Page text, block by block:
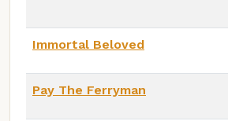
Immortal Beloved
Pay The Ferryman